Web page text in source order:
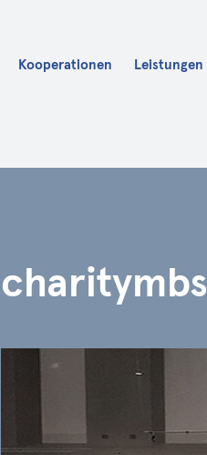
Kooperationen Leistungen
charitymbs